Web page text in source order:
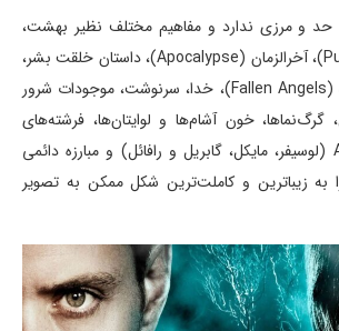
و مرزی ندارد و مفاهیم مختلف نظیر بهشت،
جهنم، برزخ (Purgatory)، آخرالزمان (Apocalypse)، داستان خلقت بشر،
فرشته‌های سقوط کرده (Fallen Angels)، خدا، سرنوشت، موجودات شرور
گرگ‌نماها، خون آشام‌ها و لوایتان‌ها، فرشته‌های
مقرب یا Arch-Angels (لوسیفر، مایکل، گابریل و رافائل) و مبارزه دائمی
زیباترین و کاملت‌ترین شکل ممکن به تصویر